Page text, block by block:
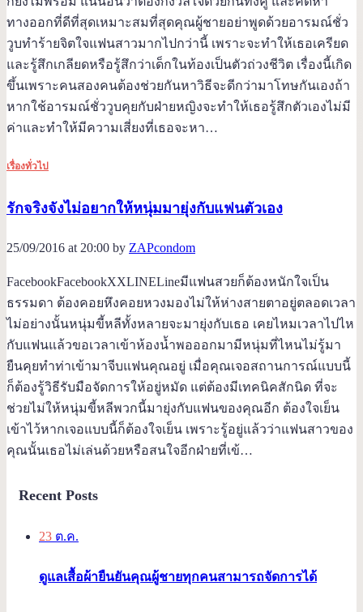
ทางออกที่ดีที่สุดเหมาะสมที่สุดคุณผู้ชายอย่าพูดด้วยอารมณ์ชั่ว
วูบทำร้ายจิตใจแฟนสาวมากไปกว่านี้ เพราะจะทำให้เธอเครียด
และรู้สึกเกลียดหรือรู้สึกว่าเด็กในท้องเป็นตัวถ่วงชีวิต เรื่องนี้เกิด
ขึ้นเพราะคนสองคนต้องช่วยกันหาวิธีจะดีกว่ามาโทษกันเองถ้า
หากใช้อารมณ์ชั่ววูบคุยกับฝ่ายหญิงจะทำให้เธอรู้สึกตัวเองไม่มี
ค่าและทำให้มีความเสี่ยงที่เธอจะหา…
เรื่องทั่วไป
รักจริงจังไม่อยากให้หนุ่มมายุ่งกับแฟนตัวเอง
25/09/2016 at 20:00 by ZAPcondom
FacebookFacebookXXLINELineมีแฟนสวยก็ต้องหนักใจเป็น
ธรรมดา ต้องคอยหึงคอยหวงมองไม่ให้ห่างสายตาอยู่ตลอดเวลา
ไม่อย่างนั้นหนุ่มขี้หลีทั้งหลายจะมายุ่งกับเธอ เคยไหมเวลาไปไห
กับแฟนแล้วขอเวลาเข้าห้องน้ำพอออกมามีหนุ่มที่ไหนไม่รู้มา
ยืนคุยทำท่าเข้ามาจีบแฟนคุณอยู่ เมื่อคุณเจอสถานการณ์แบบนี้
ก็ต้องรู้วิธีรับมือจัดการให้อยู่หมัด แต่ต้องมีเทคนิคสักนิด ที่จะ
ช่วยไม่ให้หนุ่มขี้หลีพวกนี้มายุ่งกับแฟนของคุณอีก ต้องใจเย็น
เข้าไว้หากเจอแบบนี้ก็ต้องใจเย็น เพราะรู้อยู่แล้วว่าแฟนสาวของ
คุณนั้นเธอไม่เล่นด้วยหรือสนใจอีกฝ่ายที่เข้…
Recent Posts
23 ต.ค.
ดูแลเสื้อผ้ายืนยันคุณผู้ชายทุกคนสามารถจัดการได้